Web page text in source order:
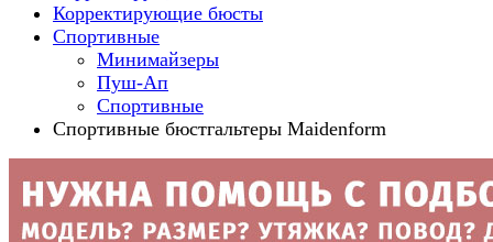
Корректирующие бюсты
Спортивные
Минимайзеры
Пуш-Ап
Спортивные
Спортивные бюстгальтеры Maidenform